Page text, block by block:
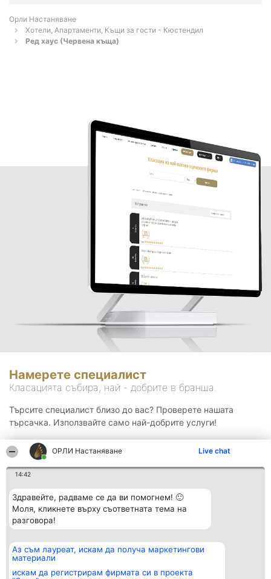
ОРЛИ Настаняване Live chat
14:42
Здравейте, радваме се да ви помогнем! 🙂
Моля, кликнете върху съответната тема на
разговора!
Аз съм лауреат, искам да получа маркетингови
материали
искам да регистрирам фирмата си в проекта
Орли Настаняване
Хотели, Апартаменти, Къщи за гости - Кюстендил
Ред хаус (Червена къща)
Намерете специалист
Класацията събира, най - добрите в бранша.
Търсите специалист близо до вас? Проверете нашата
търсачка. Използвайте само най-добрите услуги!
Организатор на
класиране
BulevardulAleea Timișul De
Класация
всички
Контакти